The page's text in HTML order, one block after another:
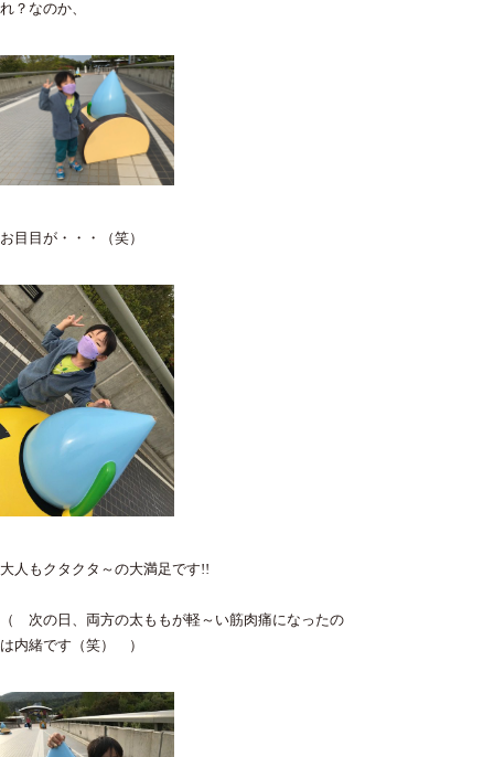
れ？なのか、
お目目が・・・（笑）
大人もクタクタ～の大満足です!!
（ 次の日、両方の太ももが軽～い筋肉痛になったの
は内緒です（笑） ）